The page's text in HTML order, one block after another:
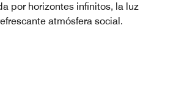
por horizontes infinitos, la luz
atmósfera social.